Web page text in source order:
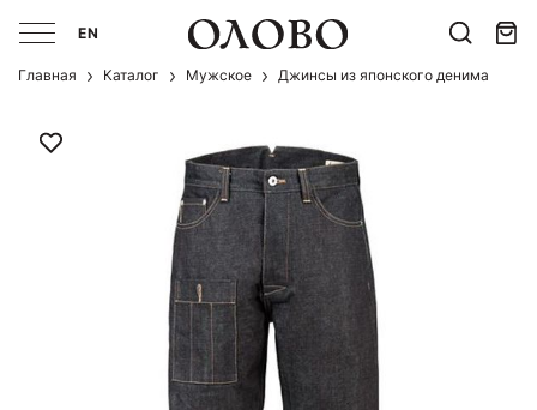
EN
Главная Каталог Мужcкое Джинсы из японского денима